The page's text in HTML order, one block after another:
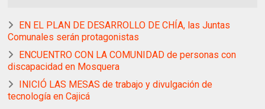
EN EL PLAN DE DESARROLLO DE CHÍA, las Juntas
Comunales serán protagonistas
ENCUENTRO CON LA COMUNIDAD de personas con
discapacidad en Mosquera
INICIÓ LAS MESAS de trabajo y divulgación de
tecnología en Cajicá